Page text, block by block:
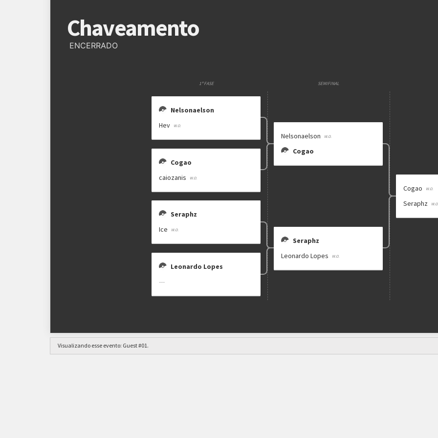
Plataforma Pokémon Showdown
Formato
Melhor de 3 (BO3)
clicando aqui
Chaveamento
ENCERRADO
1ª FASE
Nelsonaelson
Hev
Cogao
caiozanis
Seraphz
Ice
Leonardo Lopes
---
SEMIFINAL
Nelsonaelson
Cogao
Seraphz
Leonardo Lopes
Cogao
Seraphz
Visualizando esse evento: Guest #01.